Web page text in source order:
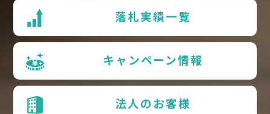
落札実績一覧
キャンペーン情報
法人のお客様